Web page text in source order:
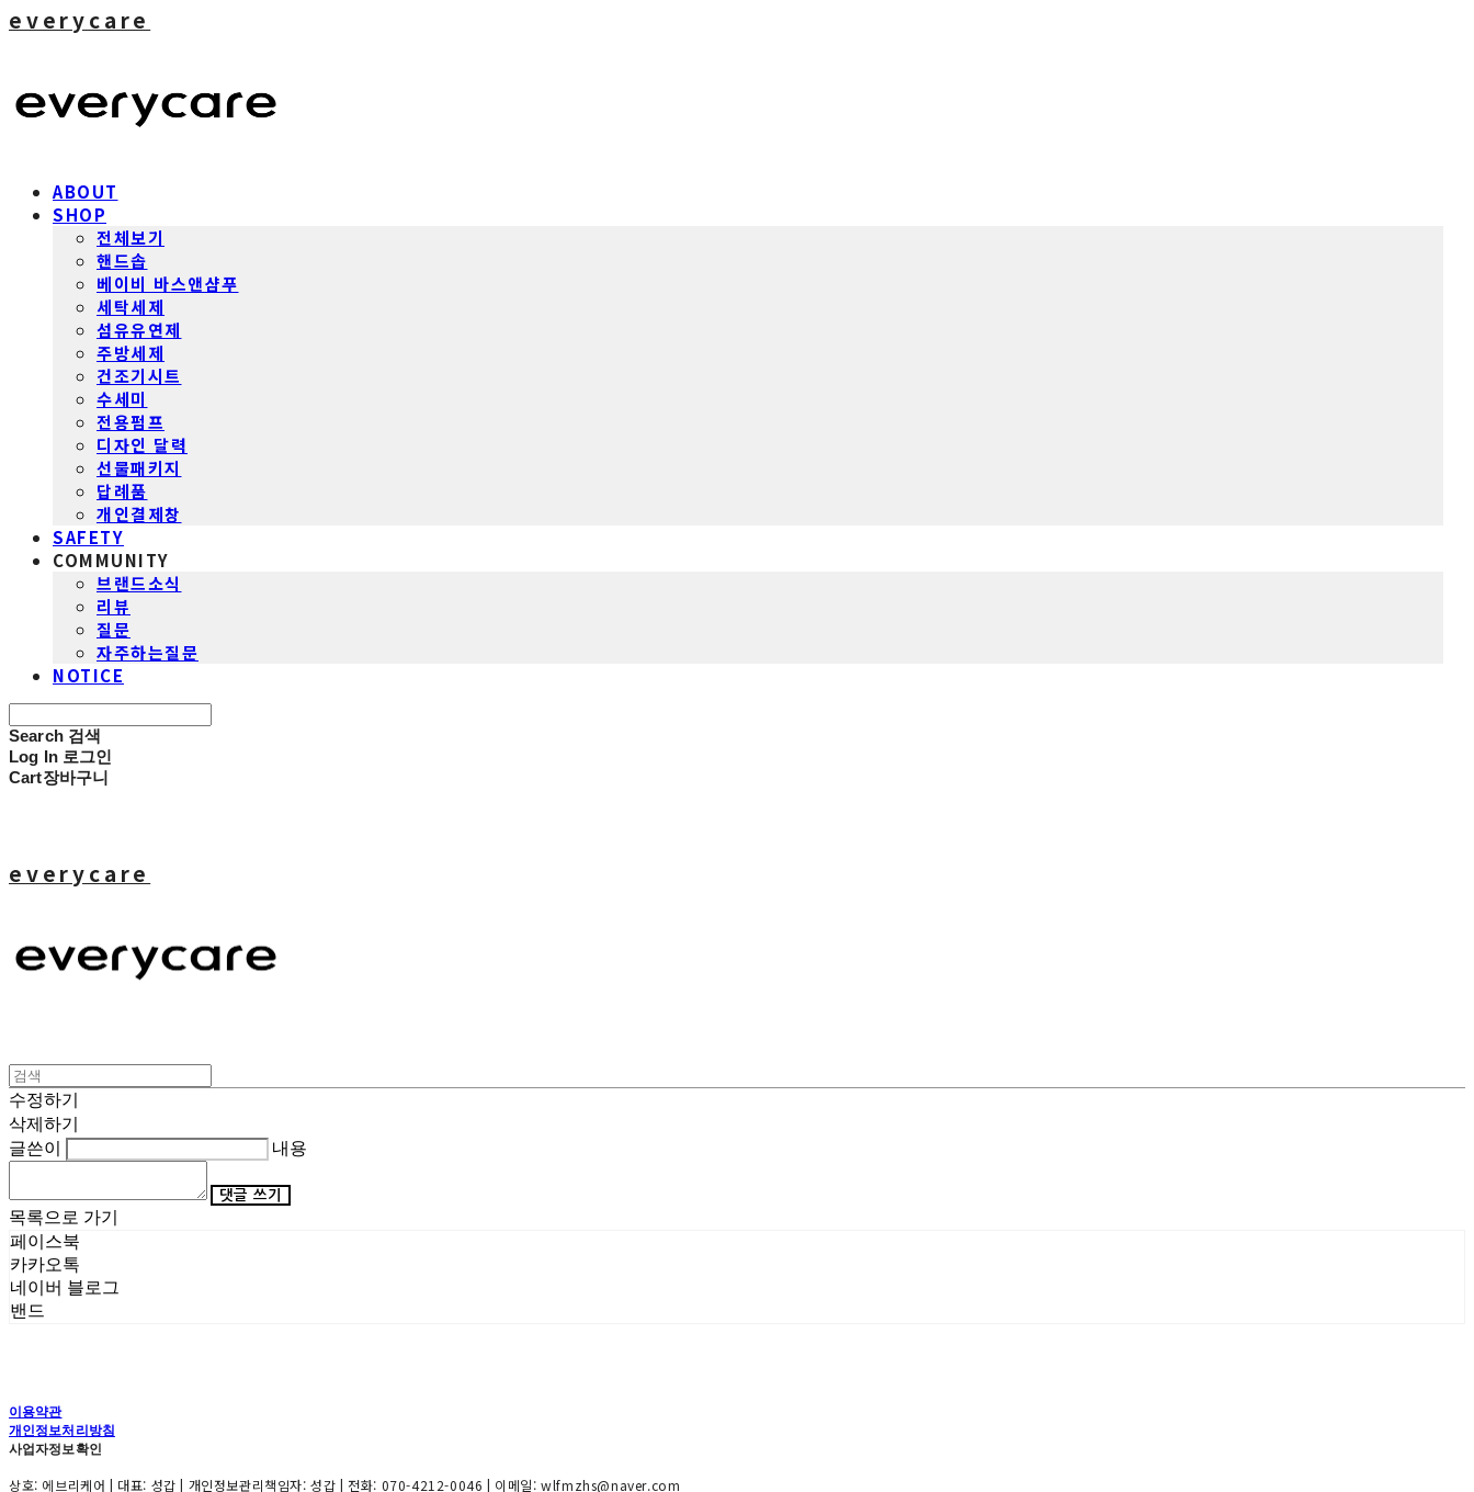
everycare
ABOUT
SHOP
전체보기
핸드솝
베이비 바스앤샴푸
세탁세제
섬유유연제
주방세제
건조기시트
수세미
전용펌프
디자인 달력
선물패키지
답례품
개인결제창
SAFETY
COMMUNITY
브랜드소식
리뷰
질문
자주하는질문
NOTICE
Search 검색
Log In 로그인
Cart장바구니
everycare
수정하기
삭제하기
글쓴이
내용
댓글 쓰기
목록으로 가기
페이스북
카카오톡
네이버 블로그
밴드
이용약관
개인정보처리방침
사업자정보확인
상호: 에브리케어 | 대표: 성갑 | 개인정보관리책임자: 성갑 | 전화: 070-4212-0046 | 이메일: wlfmzhs@naver.com